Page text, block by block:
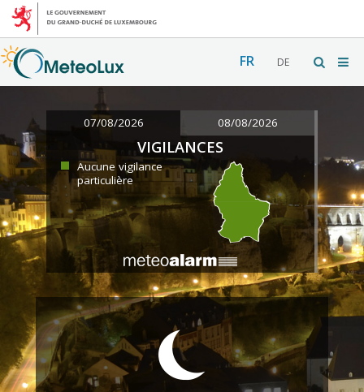
FR DE
07/08/2026 08/08/2026
VIGILANCES
Aucune vigilance
particulière